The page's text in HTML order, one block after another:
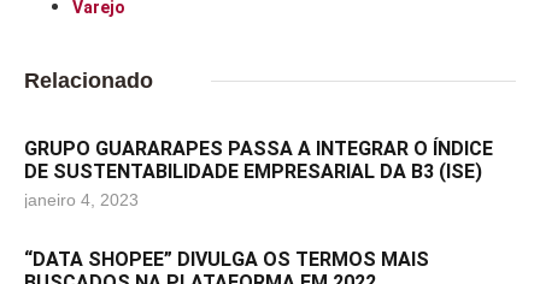
Varejo
Relacionado
GRUPO GUARARAPES PASSA A INTEGRAR O ÍNDICE
DE SUSTENTABILIDADE EMPRESARIAL DA B3 (ISE)
janeiro 4, 2023
“DATA SHOPEE” DIVULGA OS TERMOS MAIS